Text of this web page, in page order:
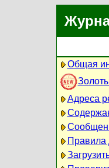
Общая
Адреса
Правила